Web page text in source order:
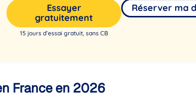
Essayer
gratuitement
15 jours d’essai gratuit, sans CB
Réserver ma
France en 2026